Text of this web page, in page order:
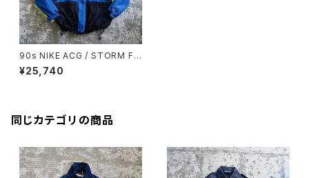
90s NIKE ACG / STORM FI
T MOUNTAIN PARKA
¥25,740
同じカテゴリの商品